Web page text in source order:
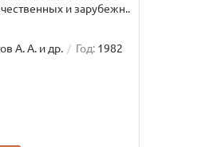
и зарубежн..
А. А. и др. Год: 1982